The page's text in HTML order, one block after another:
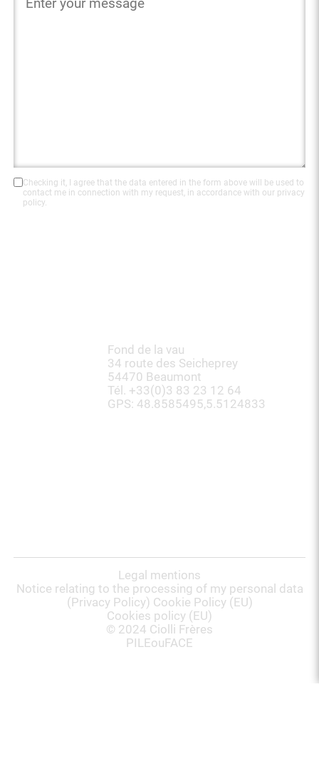
Checking it, I agree that the data entered in the form above will be used to
contact me in connection with my request, in accordance with our privacy
policy.
Fond de la vau
34 route des Seicheprey
54470 Beaumont
Tél. +33(0)3 83 23 12 64
GPS: 48.8585495,5.5124833
Legal mentions
Notice relating to the processing of my personal data
(Privacy Policy) Cookie Policy (EU)
Cookies policy (EU)
©️ 2024 Ciolli Frères
PILEouFACE